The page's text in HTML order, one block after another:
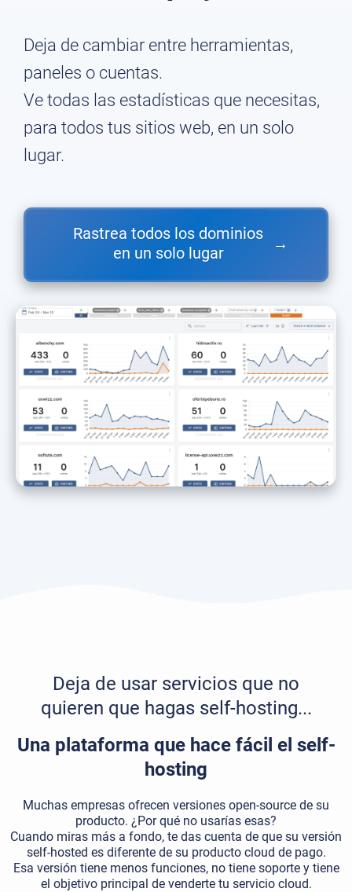
Deja de cambiar entre herramientas,
paneles o cuentas.
Ve todas las estadísticas que necesitas,
para todos tus sitios web, en un solo
lugar.
Rastrea todos los dominios
en un solo lugar
→
Deja de usar servicios que no
quieren que hagas self-hosting...
Una plataforma que hace fácil el self-
hosting
Muchas empresas ofrecen versiones open-source de su
producto. ¿Por qué no usarías esas?
Cuando miras más a fondo, te das cuenta de que su versión
self-hosted es diferente de su producto cloud de pago.
Esa versión tiene menos funciones, no tiene soporte y tiene
el objetivo principal de venderte tu servicio cloud.